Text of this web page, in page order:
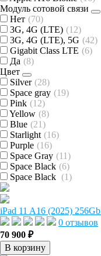
Модуль сотовой связи
Нет (70)
3G, 4G (LTE) (12)
3G, 4G (LTE), 5G (42)
Gigabit Class LTE (6)
Да (8)
Цвет
Silver (28)
Space gray (19)
Pink (12)
Yellow (8)
Blue (21)
Starlight (16)
Purple (16)
Space Gray (11)
Space Black (6)
Space Black (1)
iPad 11 A16 (2025)
0 отзывов
70 900 ₽
В корзину